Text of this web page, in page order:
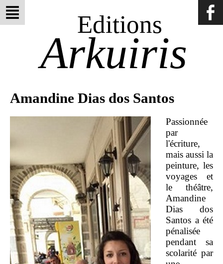
Editions
Arkuiris
Amandine Dias dos Santos
Passionnée
par
l'écriture,
mais aussi la
peinture, les
voyages et
le théâtre,
Amandine
Dias dos
Santos a été
pénalisée
pendant sa
scolarité par